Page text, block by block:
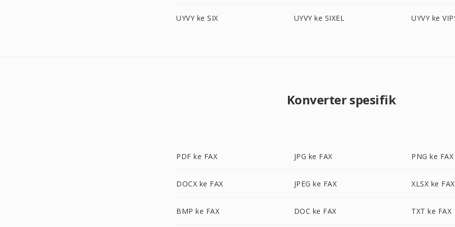
UYVY ke SIX UYVY ke SIXEL UYVY ke
Konverter spesifik
PDF ke FAX JPG ke FAX PNG ke FAX
DOCX ke FAX JPEG ke FAX XLSX ke FAX
BMP ke FAX DOC ke FAX TXT ke FAX